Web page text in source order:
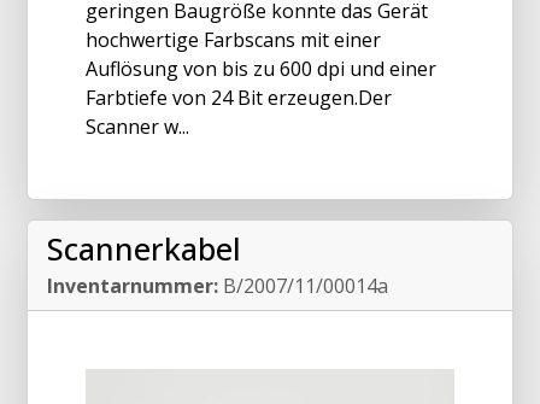
geringen Baugröße konnte das Gerät
hochwertige Farbscans mit einer
Auflösung von bis zu 600 dpi und einer
Farbtiefe von 24 Bit erzeugen.Der
Scanner w...
Scannerkabel
Inventarnummer: B/2007/11/00014a